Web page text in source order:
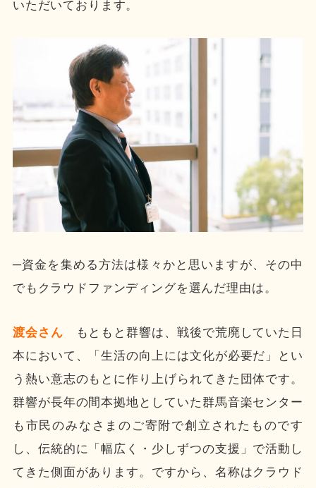
いただいております。
─資金を集める方法は様々かと思いますが、その中
でもクラウドファンディングを選んだ理由は。
渡会さん もともと群響は、戦後で荒廃していた日
本において、「生活の向上には文化が必要だ」とい
う熱い意志のもとに作り上げられてきた団体です。
群響が長年の間本拠地としていた群馬音楽センター
も市民のみなさまのご寄附で創立されたものです
し、伝統的に「幅広く・少しずつの支援」で活動し
てきた側面があります。ですから、名称はクラウド